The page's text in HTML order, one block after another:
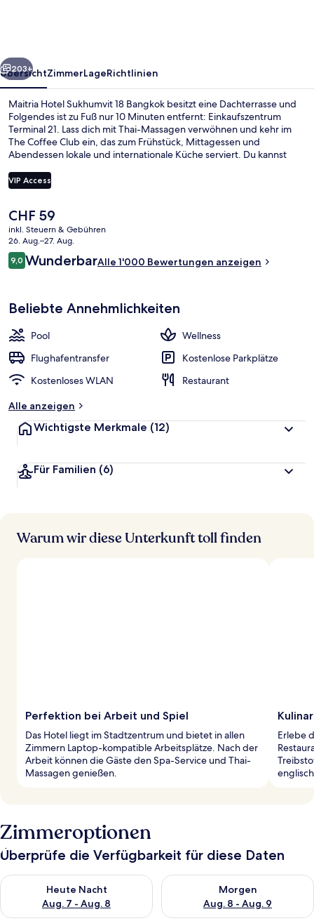
Weiter
203+
ÜbersichtZimmerLageRichtlinien
Maitria Hotel Sukhumvit 18 Bangkok besitzt eine Dachterrasse und
Folgendes ist zu Fuß nur 10 Minuten entfernt: Einkaufszentrum
Terminal 21. Lass dich mit Thai-Massagen verwöhnen und kehr im
The Coffee Club ein, das zum Frühstück, Mittagessen und
Abendessen lokale und internationale Küche serviert. Du kannst
sind mit Kühlschränken und Mikrowellen versehen. Anderen
Reisenden gefallen das hilfsbereite Personal und die Lage sehr gut.
Verkehrsmitteln entfernt: Zur U-Bahn läuft man 6 Minuten (U-Bahn-
Station Sukhumvit) bzw. 6 Minuten (S-Bahn-Station Asok).
VIP Access
Der
aktuelle
Preis
beträgt
CHF 59.
CHF 59
inkl. Steuern & Gebühren
26. Aug.–27. Aug.
Bewertungen
9,09,0 von 10.
WunderbarAlle 1'000 Bewertungen anzeigen
Beliebte Annehmlichkeiten
Pool
Wellness
Flughafentransfer
Kostenlose Parkplätze
Kostenloses WLAN
Restaurant
Alle anzeigen
Wichtigste Merkmale (12)
Für Familien (6)
Warum wir diese Unterkunft toll finden
Perfektion bei Arbeit und Spiel
Das Hotel liegt im Stadtzentrum und bietet in allen
Zimmern Laptop-kompatible Arbeitsplätze. Nach der
Arbeit können die Gäste den Spa-Service und Thai-
Massagen genießen.
Erlebe
Zimmeroptionen
Überprüfe die Verfügbarkeit für diese Daten
Heute Nacht
Aug. 7 - Aug. 8
Überprüfe die Verfügbarkeit für heute Nacht, Aug. 7 - Aug. 8.
Morgen
Aug. 8 - Aug. 9
Überprüfe die Verfügbarkeit